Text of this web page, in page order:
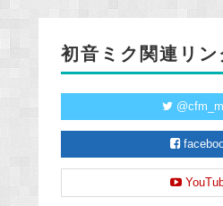
初音ミク関連リン